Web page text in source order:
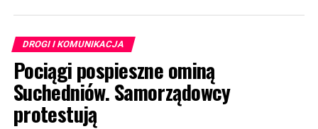
DROGI I KOMUNIKACJA
Pociągi pospieszne ominą
Suchedniów. Samorządowcy
protestują